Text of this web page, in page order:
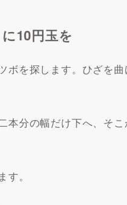
10円玉を
ボを探します。ひざを
本分の幅だけ下へ、そ
。